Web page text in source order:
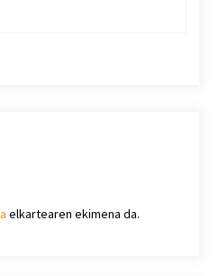
elkartearen ekimena da.